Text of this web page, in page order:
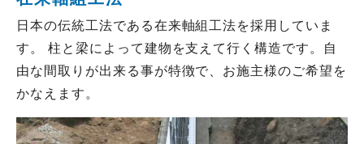
日本の伝統工法である在来軸組工法を採用していま
す。 柱と梁によって建物を支えて行く構造です。自
由な間取りが出来る事が特徴で、お施主様のご希望を
かなえます。